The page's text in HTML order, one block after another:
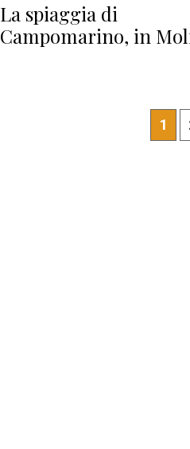
La spiaggia di
Campomarino, in
1